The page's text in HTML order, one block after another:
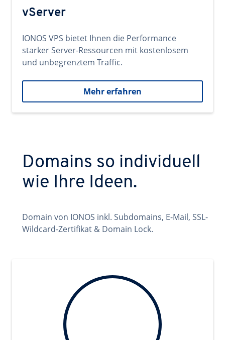
vServer
IONOS VPS bietet Ihnen die Performance
starker Server-Ressourcen mit kostenlosem
und unbegrenztem Traffic.
Mehr erfahren
Domains so individuell
wie Ihre Ideen.
Domain von IONOS inkl. Subdomains, E-Mail, SSL-
Wildcard-Zertifikat & Domain Lock.